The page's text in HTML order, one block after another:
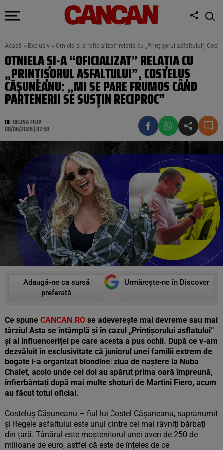
Acasă » Exclusiv » Otniela și-a “oficializat” relația cu „Prințișorul asfaltului”,
OTNIELA ȘI-A “OFICIALIZAT” RELAȚIA CU
„PRINȚIȘORUL ASFALTULUI”, COSTELUȘ
CĂȘUNEANU: „MI SE PARE FRUMOS CÂND
PARTENERII SE SUSȚIN RECIPROC”
DE:DELINA FILIP
08/06/2026 | 07:50
Adaugă-ne ca sursă
preferată
Urmărește-ne în Discover
Ce spune CANCAN.RO se adeverește mai devreme sau mai
târziu! Asta se întâmplă și în cazul „Prințișorului asflatului”
și al influenceriței pe care acesta a pus ochii. După ce v-am
dezvăluit în exclusivitate că juniorul unei familii extrem de
bogate i-a organizat blondinei ziua de naștere la Nuba
Chalet, acolo unde cei doi au apărut prima oară împreună,
înfierbântați după mai multe shoturi de Martini Fiero, acum
au făcut totul oficial.
Costeluș Cășuneanu – fiul lui Costel Cășuneanu, supranumit
și Regele asfaltului este unul dintre cei mai râvniți bărbați
din țară. Tânărul este moștenitorul unei averi de 250 de
milioane de euro, astfel că este de înțeles de ce